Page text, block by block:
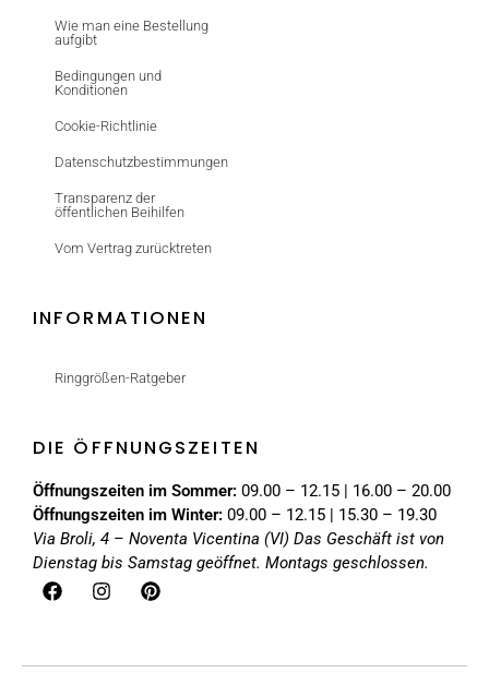
Wie man eine Bestellung
aufgibt
Bedingungen und
Konditionen
Cookie-Richtlinie
Datenschutzbestimmungen
Transparenz der
öffentlichen Beihilfen
Vom Vertrag zurücktreten
INFORMATIONEN
Ringgrößen-Ratgeber
DIE ÖFFNUNGSZEITEN
Öffnungszeiten im Sommer: 09.00 – 12.15 | 16.00 – 20.00
Öffnungszeiten im Winter: 09.00 – 12.15 | 15.30 – 19.30
Via Broli, 4 – Noventa Vicentina (VI) Das Geschäft ist von
Dienstag bis Samstag geöffnet. Montags geschlossen.